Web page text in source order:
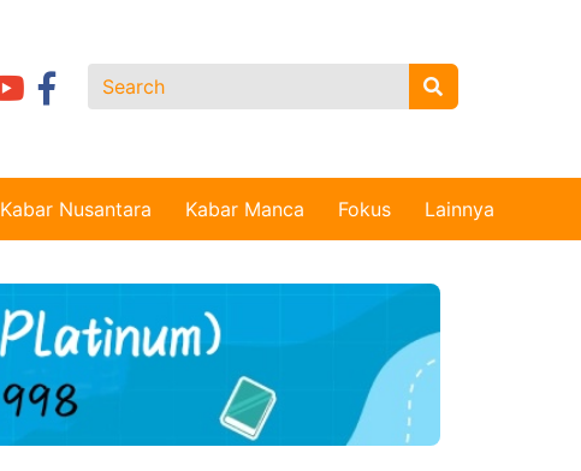
Kabar Nusantara Kabar Manca Fokus Lainnya